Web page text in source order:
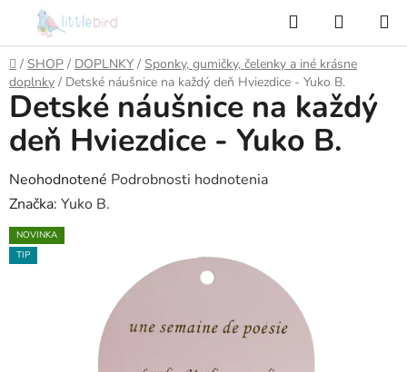
obsah
Hľadať
KOŠÍK
Domov
/ SHOP / DOPLNKY / Sponky, gumičky, čelenky a iné krásne
doplnky / Detské náušnice na každý deň Hviezdice - Yuko B.
Detské náušnice na každý
deň Hviezdice - Yuko B.
Priemerné
hodnotenie
produktu
je
Neohodnotené Podrobnosti hodnotenia
Značka: Yuko B.
NOVINKA
TIP